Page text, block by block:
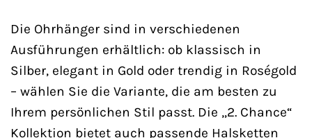
Die Ohrhänger sind in verschiedenen
Ausführungen erhältlich: ob klassisch in
Silber, elegant in Gold oder trendig in Roségold
– wählen Sie die Variante, die am besten zu
Ihrem persönlichen Stil passt. Die „2. Chance“
Kollektion bietet auch passende Halsketten